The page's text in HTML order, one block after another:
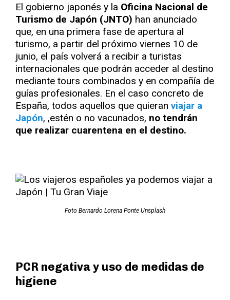
El gobierno japonés y la Oficina Nacional de
Turismo de Japón (JNTO) han anunciado
que, en una primera fase de apertura al
turismo, a partir del próximo viernes 10 de
junio, el país volverá a recibir a turistas
internacionales que podrán acceder al destino
mediante tours combinados y en compañía de
guías profesionales. En el caso concreto de
España, todos aquellos que quieran viajar a
Japón, ,estén o no vacunados, no tendrán
que realizar cuarentena en el destino.
Foto Bernardo Lorena Ponte Unsplash
PCR negativa y uso de medidas de
higiene